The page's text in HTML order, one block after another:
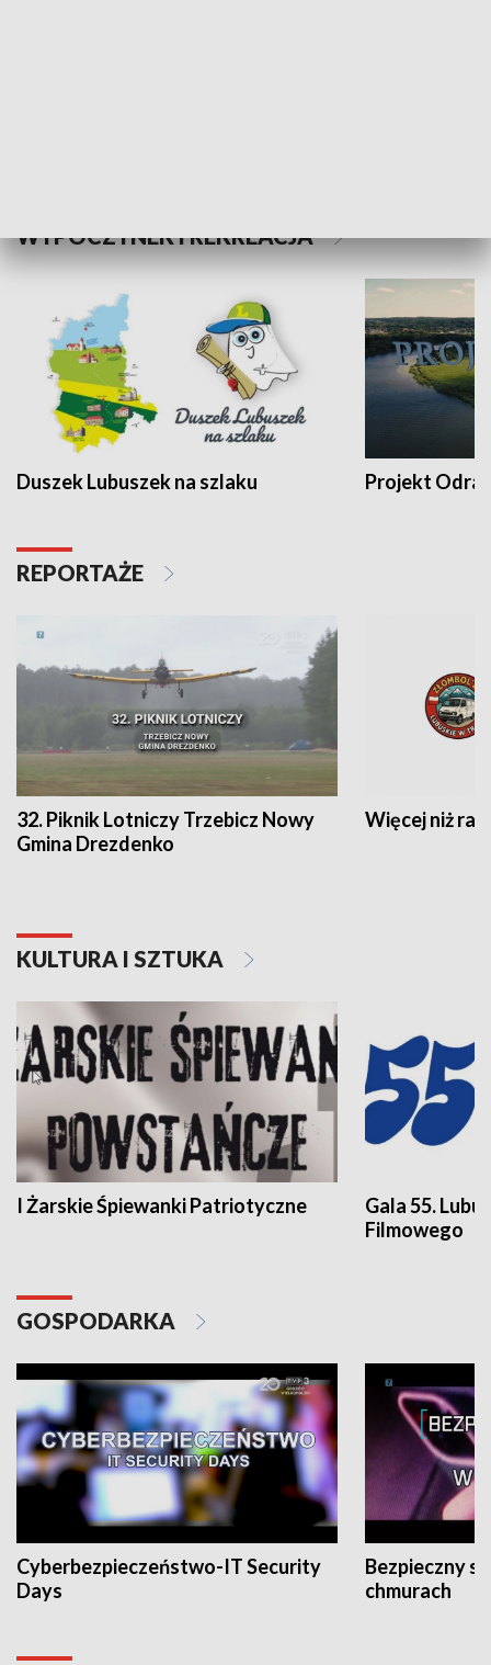
WYPOCZYNEK I REKREACJA
Duszek Lubuszek na szlaku Projekt Odra
REPORTAŻE
32. Piknik Lotniczy Trzebicz Nowy
Gmina Drezdenko
Więcej niż rajd
KULTURA I SZTUKA
I Żarskie Śpiewanki Patriotyczne
Gala 55.
Filmowego
GOSPODARKA
Cyberbezpieczeństwo-IT Security
Days
Bezpieczny
chmurach